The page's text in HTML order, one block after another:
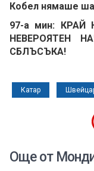
Кобел нямаше
97-а мин:
НЕВЕРОЯТЕН
СБЛЪСЪКА!
Катар
Още от